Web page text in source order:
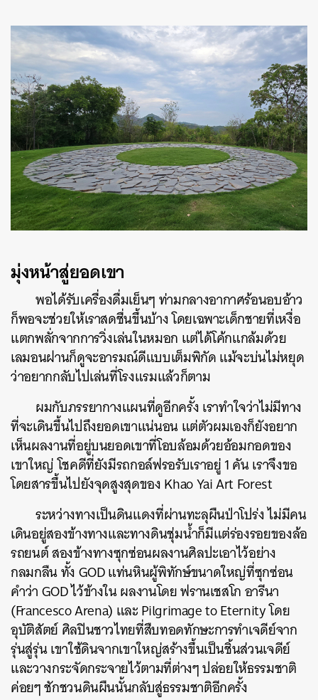
มุ่งหน้าสู่ยอดเขา
พอได้รับเครื่องดื่มเย็นๆ ท่ามกลางอากาศร้อนอบอ้าว
ก็พอจะช่วยให้เราสดชื่นขึ้นบ้าง โดยเฉพาะเด็กชายที่เหงื่อ
แตกพลั่กจากการวิ่งเล่นในหมอก แต่ได้โค้กแกล้มด้วย
เลมอนฝานก็ดูจะอารมณ์ดีแบบเต็มพิกัด แม้จะบ่นไม่หยุด
ว่าอยากกลับไปเล่นที่โรงแรมแล้วก็ตาม
ผมกับภรรยากางแผนที่ดูอีกครั้ง เราทำใจว่าไม่มีทาง
ที่จะเดินขึ้นไปถึงยอดเขาแน่นอน แต่ตัวผมเองก็ยังอยาก
เห็นผลงานที่อยู่บนยอดเขาที่โอบล้อมด้วยอ้อมกอดของ
เขาใหญ่ โชคดีที่ยังมีรถกอล์ฟรอรับเราอยู่ 1 คัน เราจึงขอ
โดยสารขึ้นไปยังจุดสูงสุดของ Khao Yai Art Forest
ระหว่างทางเป็นดินแดงที่ผ่านทะลุผืนป่าโปร่ง ไม่มีคน
เดินอยู่สองข้างทางและทางดินชุ่มน้ำก็มีแต่ร่องรอยของล้อ
รถยนต์ สองข้างทางซุกซ่อนผลงานศิลปะเอาไว้อย่าง
กลมกลืน ทั้ง GOD แท่นหินผู้พิทักษ์ขนาดใหญ่ที่ซุกซ่อน
คำว่า GOD ไว้ข้างใน ผลงานโดย ฟรานเชสโก อารีนา
(Francesco Arena) และ Pilgrimage to Eternity โดย
อุบัติสัตย์ ศิลปินชาวไทยที่สืบทอดทักษะการทำเจดีย์จาก
รุ่นสู่รุ่น เขาใช้ดินจากเขาใหญ่สร้างขึ้นเป็นชิ้นส่วนเจดีย์
และวางกระจัดกระจายไว้ตามที่ต่างๆ ปล่อยให้ธรรมชาติ
ค่อยๆ ชักชวนดินผืนนั้นกลับสู่ธรรมชาติอีกครั้ง
ค้นหา
SHARE TWEET LINE